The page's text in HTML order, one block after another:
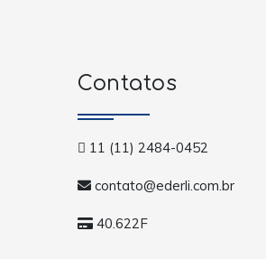
Contatos
11 (11) 2484-0452
contato@ederli.com.br
40.622F